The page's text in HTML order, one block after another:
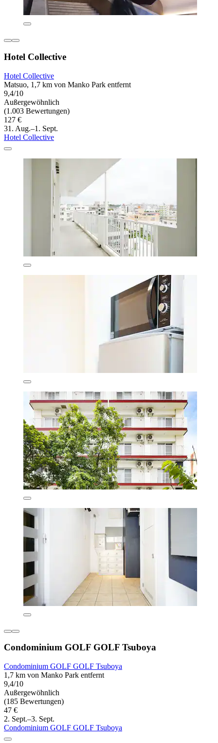
Hotel Collective
Hotel Collective
Matsuo, 1,7 km von Manko Park entfernt
9,4/10
Außergewöhnlich
(1.003 Bewertungen)
127 €
31. Aug.–1. Sept.
Hotel Collective
Condominium GOLF GOLF Tsuboya
Condominium GOLF GOLF Tsuboya
1,7 km von Manko Park entfernt
9,4/10
Außergewöhnlich
(185 Bewertungen)
47 €
2. Sept.–3. Sept.
Condominium GOLF GOLF Tsuboya